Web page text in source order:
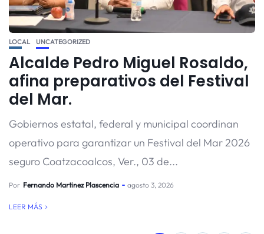
LOCAL UNCATEGORIZED
Alcalde Pedro Miguel Rosaldo,
afina preparativos del Festival
del Mar.
Gobiernos estatal, federal y municipal coordinan
operativo para garantizar un Festival del Mar 2026
seguro Coatzacoalcos, Ver., 03 de...
Por Fernando Martinez Plascencia agosto 3, 2026
LEER MÁS